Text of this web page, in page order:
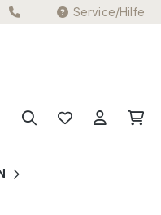
Service/Hilfe